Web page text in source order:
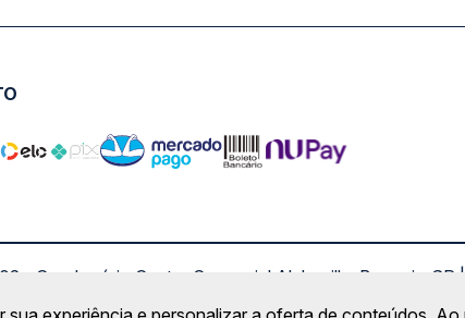
- Condomínio Centro Comercial Alphaville, Barueri -
Copyright 2026 ©